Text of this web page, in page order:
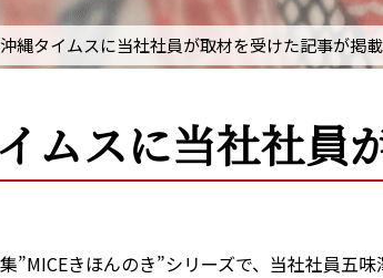
沖縄タイムスに当社社員が取材を受けた記事が掲
ムスに当社社員
”MICEきほんのき”シリーズで、当社社員五味